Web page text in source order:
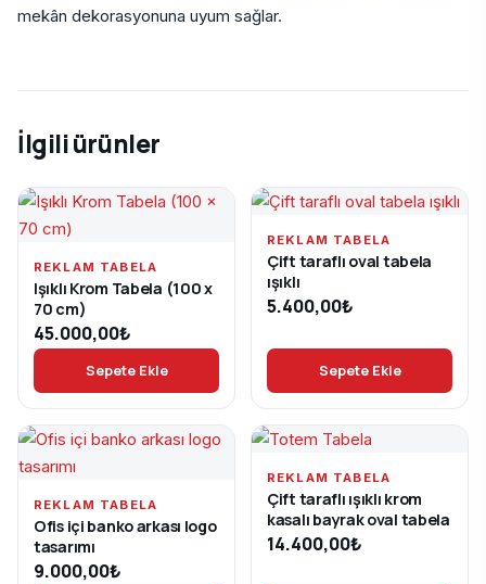
mekân dekorasyonuna uyum sağlar.
İlgili ürünler
REKLAM TABELA
Işıklı Krom Tabela (100 x
70 cm)
45.000,00₺
Sepete Ekle
REKLAM TABELA
Çift taraflı oval tabela
ışıklı
5.400,00₺
Sepete Ekle
REKLAM TABELA
Ofis içi banko arkası logo
tasarımı
9.000,00₺
REKLAM TABELA
Çift taraflı ışıklı krom
kasalı bayrak oval tabela
14.400,00₺